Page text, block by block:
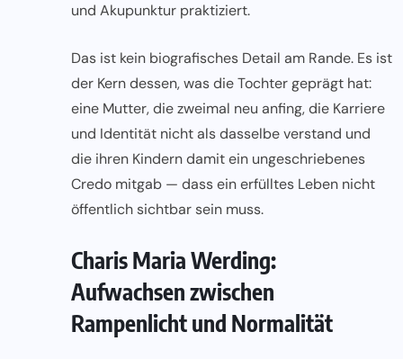
und Akupunktur praktiziert.
Das ist kein biografisches Detail am Rande. Es ist
der Kern dessen, was die Tochter geprägt hat:
eine Mutter, die zweimal neu anfing, die Karriere
und Identität nicht als dasselbe verstand und
die ihren Kindern damit ein ungeschriebenes
Credo mitgab — dass ein erfülltes Leben nicht
öffentlich sichtbar sein muss.
Charis Maria Werding:
Aufwachsen zwischen
Rampenlicht und Normalität